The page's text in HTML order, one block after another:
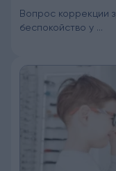
Вопрос коррекции
беспокойство у ...